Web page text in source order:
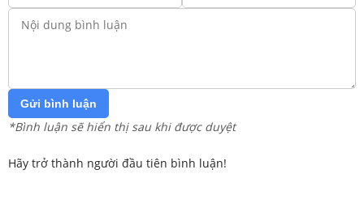
Gửi bình luận
*Bình luận sẽ hiển thị sau khi được duyệt
Hãy trở thành người đầu tiên bình luận!